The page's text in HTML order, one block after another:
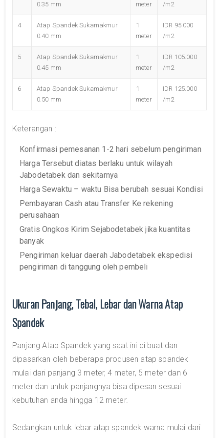
0.35 mm
meter
/m2
4
Atap Spandek Sukamakmur
0.40 mm
1
meter
IDR 95.000
/m2
5
Atap Spandek Sukamakmur
0.45 mm
1
meter
IDR 105.000
/m2
6
Atap Spandek Sukamakmur
0.50 mm
1
meter
IDR 125.000
/m2
Keterangan :
Konfirmasi pemesanan 1-2 hari sebelum pengiriman
Harga Tersebut diatas berlaku untuk wilayah
Jabodetabek dan sekitarnya
Harga Sewaktu – waktu Bisa berubah sesuai Kondisi
Pembayaran Cash atau Transfer Ke rekening
perusahaan
Gratis Ongkos Kirim Sejabodetabek jika kuantitas
banyak
Pengiriman keluar daerah Jabodetabek ekspedisi
pengiriman di tanggung oleh pembeli
Ukuran Panjang, Tebal, Lebar dan Warna Atap
Spandek
Panjang Atap Spandek yang saat ini di buat dan
dipasarkan oleh beberapa produsen atap spandek
mulai dari panjang 3 meter, 4 meter, 5 meter dan 6
meter dan untuk panjangnya bisa dipesan sesuai
kebutuhan anda hingga 12 meter.
Sedangkan untuk lebar atap spandek warna mulai dari